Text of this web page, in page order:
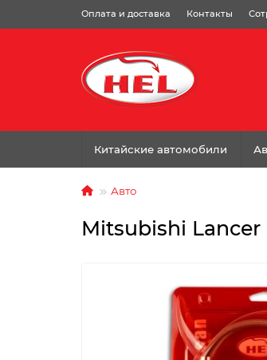
Оплата и доставка Контакты
Китайские автомобили
Авто
Mitsubishi Lancer